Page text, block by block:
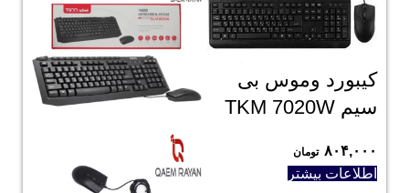
کیبورد وموس بی
سیم TKM 7020W
۸۰۴,۰۰۰ تومان
اطلاعات بیشتر